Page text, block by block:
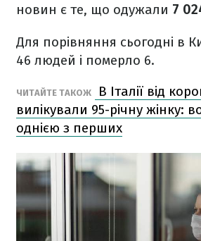
новин є те, що одужали 7
Для порівняння сьогодні в
46 людей і померло 6.
ЧИТАЙТЕ ТАКОЖ
В Італії від
вилікували 95-річну жінку:
однією з перших